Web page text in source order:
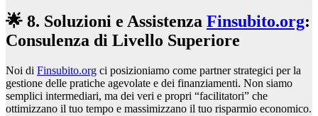
🌟 8. Soluzioni e Assistenza Finsubito.org:
Consulenza di Livello Superiore
Noi di Finsubito.org ci posizioniamo come partner strategici per la
gestione delle pratiche agevolate e dei finanziamenti. Non siamo
semplici intermediari, ma dei veri e propri “facilitatori” che
ottimizzano il tuo tempo e massimizzano il tuo risparmio economico.